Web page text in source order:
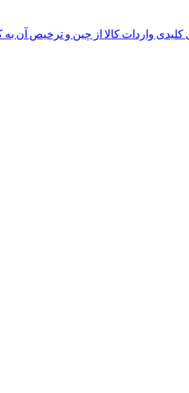
واردات کالا از چین و ترخیص آن به